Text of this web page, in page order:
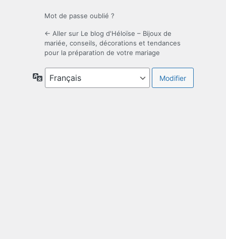
Mot de passe oublié ?
← Aller sur Le blog d'Héloïse – Bijoux de
mariée, conseils, décorations et tendances
pour la préparation de votre mariage
Langue